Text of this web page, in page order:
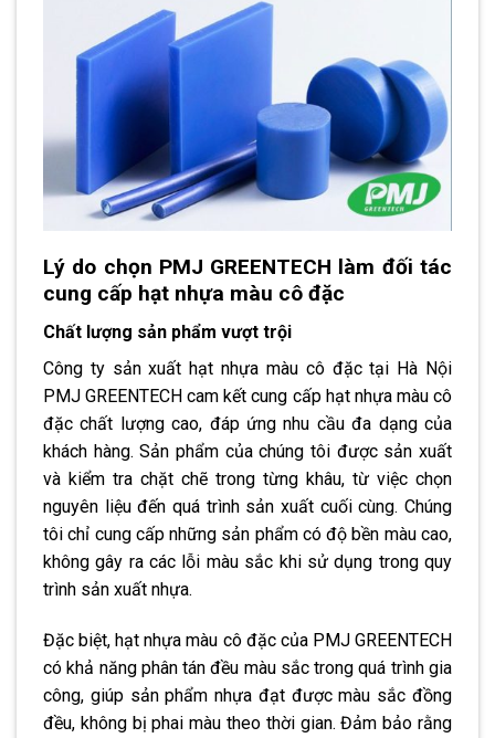
Lý do chọn PMJ GREENTECH làm đối tác
cung cấp hạt nhựa màu cô đặc
Chất lượng sản phẩm vượt trội
Công ty sản xuất hạt nhựa màu cô đặc tại Hà Nội
PMJ GREENTECH cam kết cung cấp hạt nhựa màu cô
đặc chất lượng cao, đáp ứng nhu cầu đa dạng của
khách hàng. Sản phẩm của chúng tôi được sản xuất
và kiểm tra chặt chẽ trong từng khâu, từ việc chọn
nguyên liệu đến quá trình sản xuất cuối cùng. Chúng
tôi chỉ cung cấp những sản phẩm có độ bền màu cao,
không gây ra các lỗi màu sắc khi sử dụng trong quy
trình sản xuất nhựa.
Đặc biệt, hạt nhựa màu cô đặc của PMJ GREENTECH
có khả năng phân tán đều màu sắc trong quá trình gia
công, giúp sản phẩm nhựa đạt được màu sắc đồng
đều, không bị phai màu theo thời gian. Đảm bảo rằng